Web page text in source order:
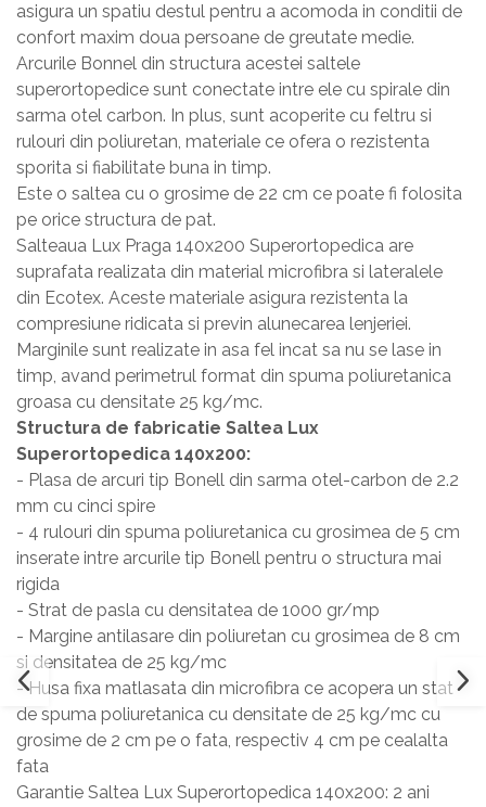
asigura un spatiu destul pentru a acomoda in conditii de
confort maxim doua persoane de greutate medie.
Arcurile Bonnel din structura acestei saltele
superortopedice sunt conectate intre ele cu spirale din
sarma otel carbon. In plus, sunt acoperite cu feltru si
rulouri din poliuretan, materiale ce ofera o rezistenta
sporita si fiabilitate buna in timp.
Este o saltea cu o grosime de 22 cm ce poate fi folosita
pe orice structura de pat.
Salteaua Lux Praga 140x200 Superortopedica are
suprafata realizata din material microfibra si lateralele
din Ecotex. Aceste materiale asigura rezistenta la
compresiune ridicata si previn alunecarea lenjeriei.
Marginile sunt realizate in asa fel incat sa nu se lase in
timp, avand perimetrul format din spuma poliuretanica
groasa cu densitate 25 kg/mc.
Structura de fabricatie Saltea Lux
Superortopedica 140x200:
- Plasa de arcuri tip Bonell din sarma otel-carbon de 2.2
mm cu cinci spire
- 4 rulouri din spuma poliuretanica cu grosimea de 5 cm
inserate intre arcurile tip Bonell pentru o structura mai
rigida
- Strat de pasla cu densitatea de 1000 gr/mp
- Margine antilasare din poliuretan cu grosimea de 8 cm
si densitatea de 25 kg/mc
- Husa fixa matlasata din microfibra ce acopera un stat
de spuma poliuretanica cu densitate de 25 kg/mc cu
grosime de 2 cm pe o fata, respectiv 4 cm pe cealalta
fata
Garantie Saltea Lux Superortopedica 140x200: 2 ani